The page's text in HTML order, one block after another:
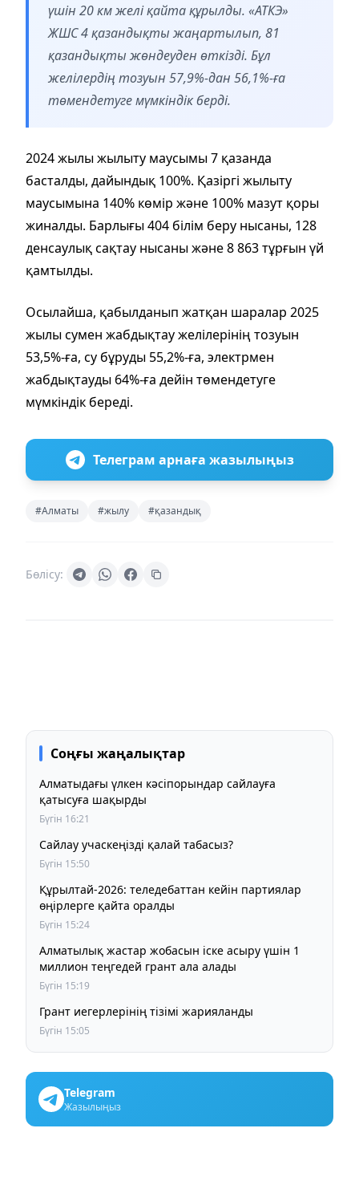
үшін 20 км желі қайта құрылды. «АТКЭ»
ЖШС 4 қазандықты жаңартылып, 81
қазандықты жөндеуден өткізді. Бұл
желілердің тозуын 57,9%-дан 56,1%-ға
төмендетуге мүмкіндік берді.
2024 жылы жылыту маусымы 7 қазанда
басталды, дайындық 100%. Қазіргі жылыту
маусымына 140% көмір және 100% мазут қоры
жиналды. Барлығы 404 білім беру нысаны, 128
денсаулық сақтау нысаны және 8 863 тұрғын үй
қамтылды.
Осылайша, қабылданып жатқан шаралар 2025
жылы сумен жабдықтау желілерінің тозуын
53,5%-ға, су бұруды 55,2%-ға, электрмен
жабдықтауды 64%-ға дейін төмендетуге
мүмкіндік береді.
Телеграм арнаға жазылыңыз
#Алматы #жылу #қазандық
Бөлісу:
Соңғы жаңалықтар
Алматыдағы үлкен кәсіпорындар сайлауға
қатысуға шақырды
Бүгін 16:21
Сайлау учаскеңізді қалай табасыз?
Бүгін 15:50
Құрылтай-2026: теледебаттан кейін партиялар
өңірлерге қайта оралды
Бүгін 15:24
Алматылық жастар жобасын іске асыру үшін 1
миллион теңгедей грант ала алады
Бүгін 15:19
Грант иегерлерінің тізімі жарияланды
Бүгін 15:05
Telegram
Жазылыңыз